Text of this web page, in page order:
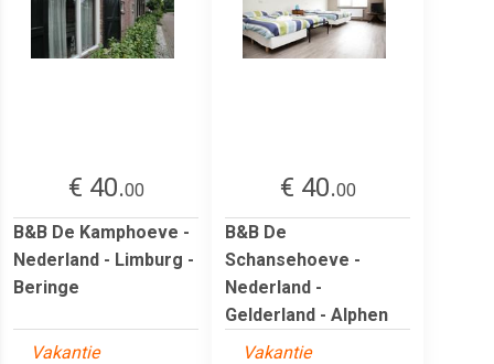
€ 40.00
B&B De Kamphoeve -
Nederland - Limburg -
Beringe
Vakantie
€ 40.00
B&B De
Schansehoeve -
Nederland -
Gelderland - Alphen
Vakantie